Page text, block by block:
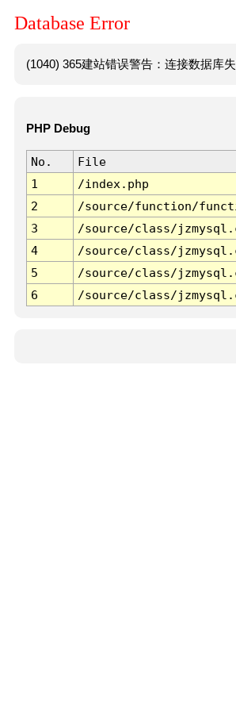
Database Error
(1040) 365建站错误警告：连接数据库
PHP Debug
No. File
1
/index.php
2
/source/function/
3
/source/class/
4
/source/class/
5
/source/class/
6
/source/class/